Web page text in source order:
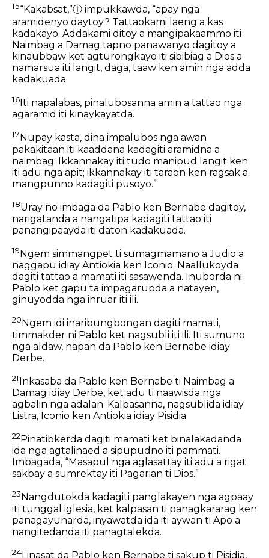
15“Kakabsat,”ⓛ impukkawda, “apay nga
aramidenyo daytoy? Tattaokami laeng a kas
kadakayo. Addakami ditoy a mangipakaammo iti
Naimbag a Damag tapno panawanyo dagitoy a
kinaubbaw ket agturongkayo iti sibibiag a Dios a
namarsua iti langit, daga, taaw ken amin nga adda
kadakuada.
16 Iti napalabas, pinalubosanna amin a tattao nga
agaramid iti kinaykayatda.
17 Nupay kasta, dina impalubos nga awan
pakakitaan iti kaaddana kadagiti aramidna a
naimbag: Ikkannakay iti tudo manipud langit ken
iti adu nga apit; ikkannakay iti taraon ken ragsak a
mangpunno kadagiti pusoyo.”
18Uray no imbaga da Pablo ken Bernabe dagitoy,
narigatanda a nangatipa kadagiti tattao iti
panangipaayda iti daton kadakuada.
19 Ngem simmangpet ti sumagmamano a Judio a
naggapu idiay Antiokia ken Iconio. Naallukoyda
dagiti tattao a mamati iti sasawenda. Inuborda ni
Pablo ket gapu ta impagarupda a natayen,
ginuyodda nga inruar iti ili.
20 Ngem idi inaribungbongan dagiti mamati,
timmakder ni Pablo ket nagsubli iti ili. Iti sumuno
nga aldaw, napan da Pablo ken Bernabe idiay
Derbe.
21Inkasaba da Pablo ken Bernabe ti Naimbag a
Damag idiay Derbe, ket adu ti naawisda nga
agbalin nga adalan. Kalpasanna, nagsublida idiay
Listra, Iconio ken Antiokia idiay Pisidia.
22 Pinatibkerda dagiti mamati ket binalakadanda
ida nga agtalinaed a sipupudno iti pammati.
Imbagada, “Masapul nga aglasattay iti adu a rigat
sakbay a sumrektay iti Pagarian ti Dios.”
23 Nangdutokda kadagiti panglakayen nga agpaay
iti tunggal iglesia, ket kalpasan ti panagkararag ken
panagayunarda, inyawatda ida iti aywan ti Apo a
nangitedanda iti panagtalekda.
24Linasat da Pablo ken Bernabe ti sakup ti Pisidia,